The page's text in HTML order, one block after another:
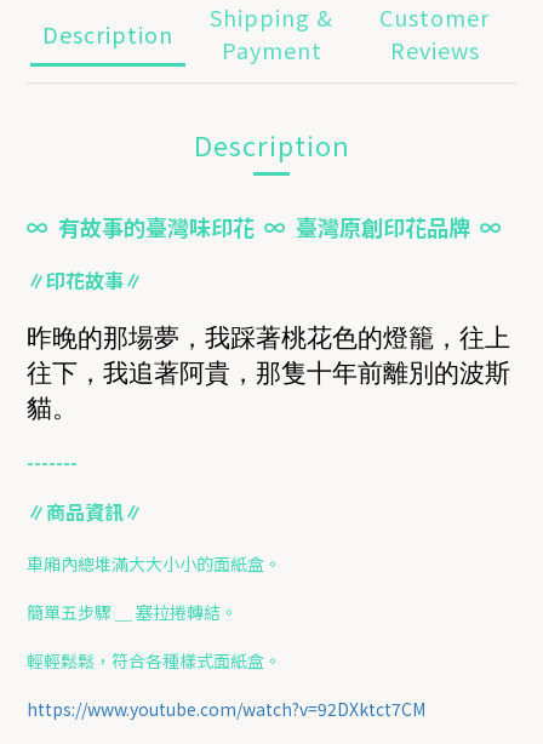
Description
Shipping &
Payment
Customer
Reviews
Description
∞ 有故事的臺灣味印花 ∞ 臺灣原創印花品牌 ∞
∥印花故事∥
昨晚的那場夢，我踩著桃花色的燈籠，往上
往下，我追著阿貴，那隻十年前離別的波斯
貓。
-------
∥商品資訊∥
車廂內總堆滿大大小小的面紙盒。
簡單五步驟 ＿ 塞拉捲轉結。
輕輕鬆鬆，符合各種樣式面紙盒。
https://www.youtube.com/watch?v=92DXktct7CM